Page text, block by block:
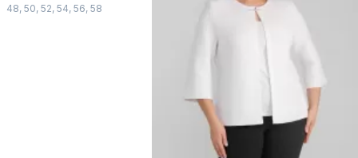
48, 50, 52, 54, 56, 58